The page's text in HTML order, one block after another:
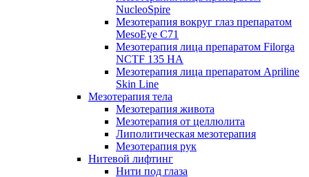
NucleoSpire
Мезотерапия вокруг глаз препаратом
MesoEye С71
Мезотерапия лица препаратом Filorga
NCTF 135 HA
Мезотерапия лица препаратом Apriline
Skin Line
Мезотерапия тела
Мезотерапия живота
Мезотерапия от целлюлита
Липолитическая мезотерапия
Мезотерапия рук
Нитевой лифтинг
Нити под глаза